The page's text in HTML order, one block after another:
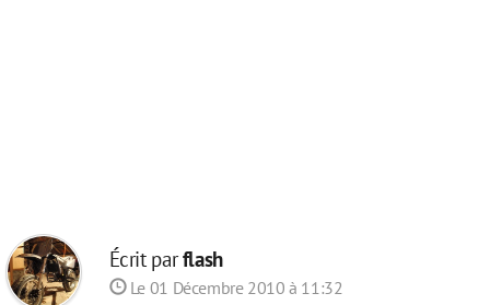
Écrit parflash
Le 01 Décembre 2010 à 11:32